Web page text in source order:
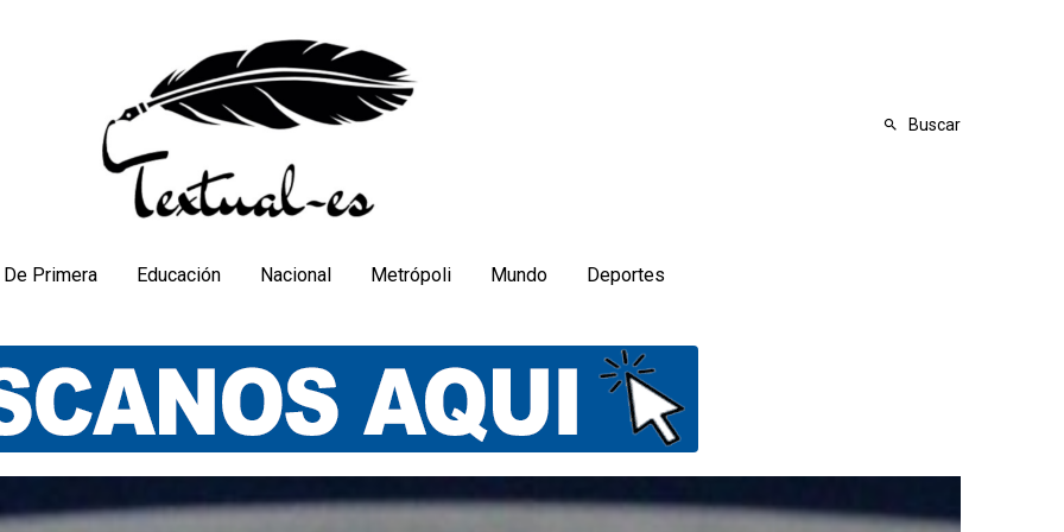
Buscar
De Primera Educación Nacional Metrópoli Mundo Deportes